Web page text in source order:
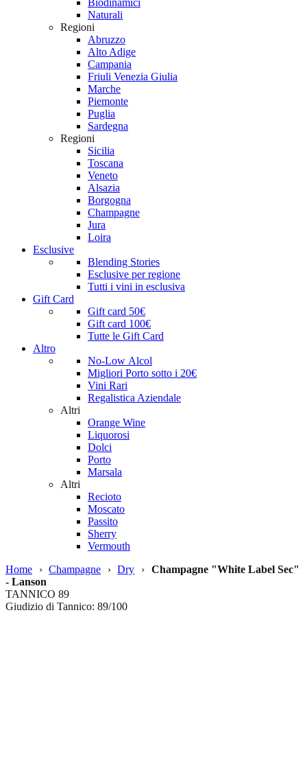
Biodinamici
Naturali
Regioni
Abruzzo
Alto Adige
Campania
Friuli Venezia Giulia
Marche
Piemonte
Puglia
Sardegna
Regioni
Sicilia
Toscana
Veneto
Alsazia
Borgogna
Champagne
Jura
Loira
Esclusive
Blending Stories
Esclusive per regione
Tutti i vini in esclusiva
Gift Card
Gift card 50€
Gift card 100€
Tutte le Gift Card
Altro
No-Low Alcol
Migliori Porto sotto i 20€
Vini Rari
Regalistica Aziendale
Altri
Orange Wine
Liquorosi
Dolci
Porto
Marsala
Altri
Recioto
Moscato
Passito
Sherry
Vermouth
Home
› Champagne › Dry › Champagne "White Label Sec"
- Lanson
TANNICO 89
Giudizio di Tannico: 89/100